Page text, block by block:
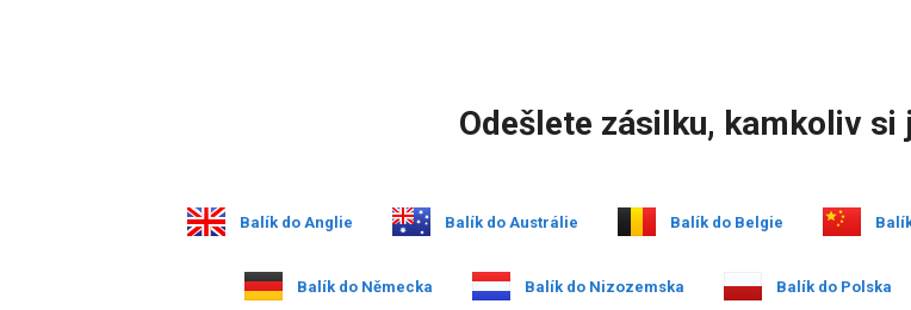
Odešlete zásilku, kamkoliv si
Balík do Anglie Balík do Austrálie Balík do Belgie
Balík do Německa Balík do Nizozemska Balík do Polska